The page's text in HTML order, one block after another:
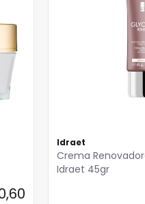
,60
Idraet
Crema
Idraet 45gr